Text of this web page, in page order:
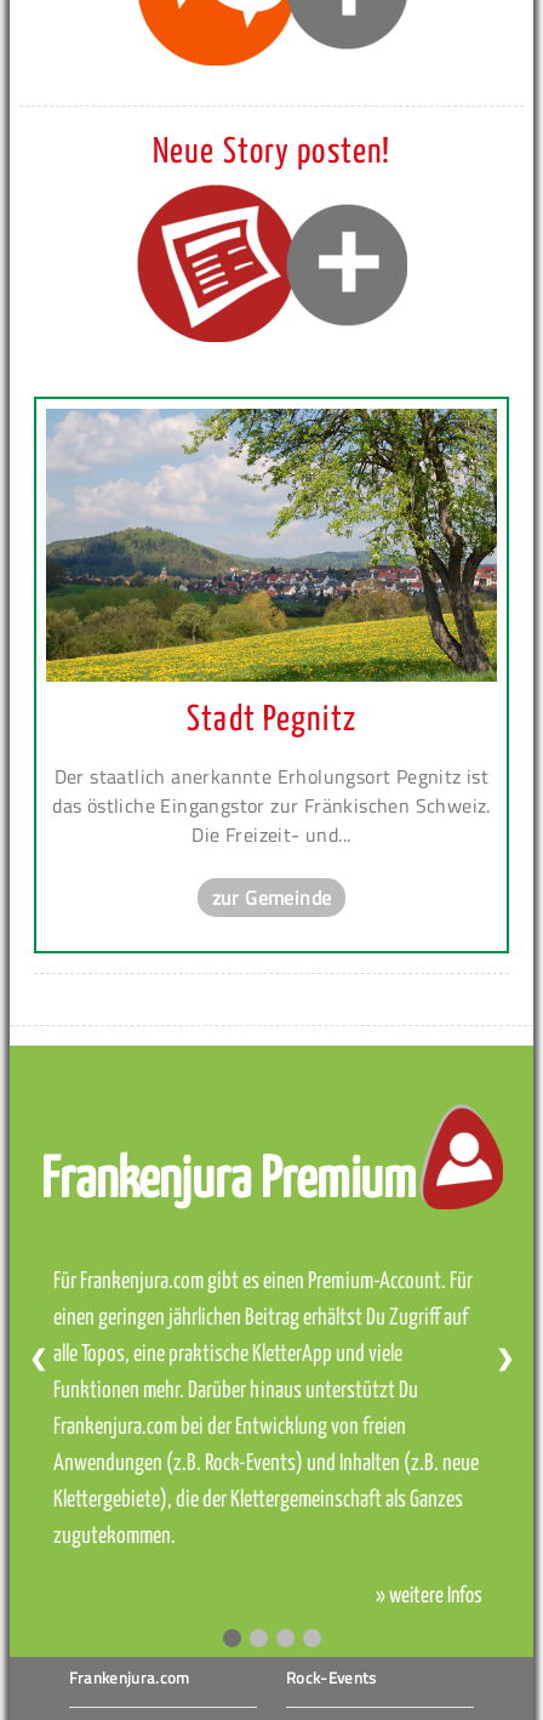
Neue Story posten!
Stadt Pegnitz
Der staatlich anerkannte Erholungsort Pegnitz ist
das östliche Eingangstor zur Fränkischen Schweiz.
Die Freizeit- und...
zur Gemeinde
Frankenjura Premium
Für Frankenjura.com gibt es einen Premium-Account. Für
einen geringen jährlichen Beitrag erhältst Du Zugriff auf
alle Topos, eine praktische KletterApp und viele
Funktionen mehr. Darüber hinaus unterstützt Du
Frankenjura.com bei der Entwicklung von freien
Anwendungen (z.B. Rock-Events) und Inhalten (z.B. neue
Klettergebiete), die der Klettergemeinschaft als Ganzes
zugutekommen.
» weitere Infos
❮ ❯
Frankenjura.com Rock-Events